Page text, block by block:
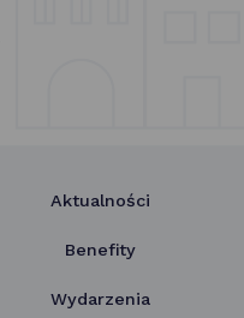
Aktualności
Benefity
Wydarzenia